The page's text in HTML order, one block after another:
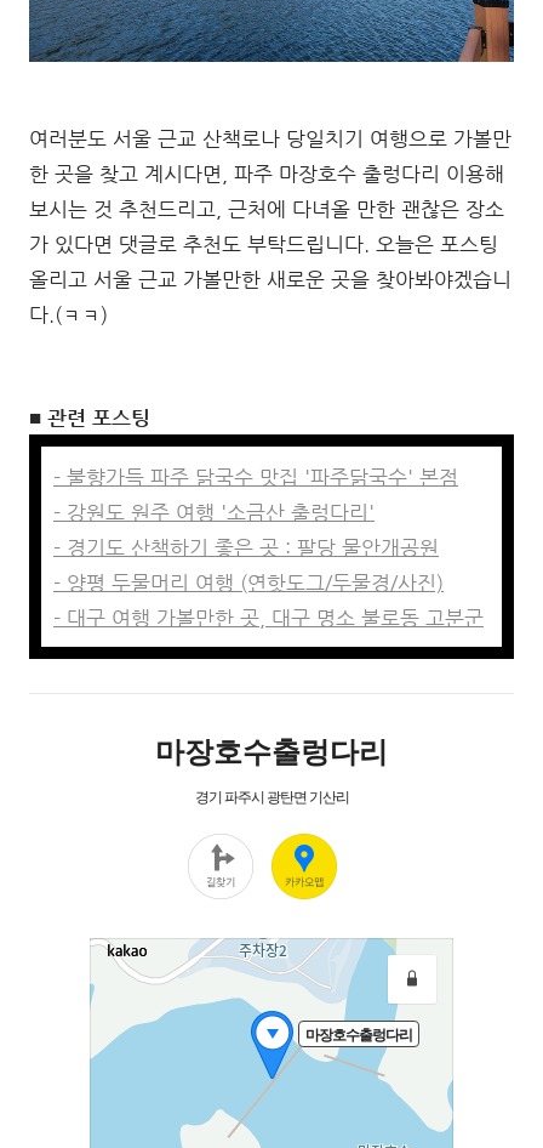
여러분도 서울 근교 산책로나 당일치기 여행으로 가볼만
한 곳을 찾고 계시다면, 파주 마장호수 출렁다리 이용해
보시는 것 추천드리고, 근처에 다녀올 만한 괜찮은 장소
가 있다면 댓글로 추천도 부탁드립니다. 오늘은 포스팅
올리고 서울 근교 가볼만한 새로운 곳을 찾아봐야겠습니
다.(ㅋㅋ)
■ 관련 포스팅
- 불향가득 파주 닭국수 맛집 '파주닭국수' 본점
- 강원도 원주 여행 '소금산 출렁다리'
- 경기도 산책하기 좋은 곳 : 팔당 물안개공원
- 양평 두물머리 여행 (연핫도그/두물경/사진)
- 대구 여행 가볼만한 곳, 대구 명소 불로동 고분군